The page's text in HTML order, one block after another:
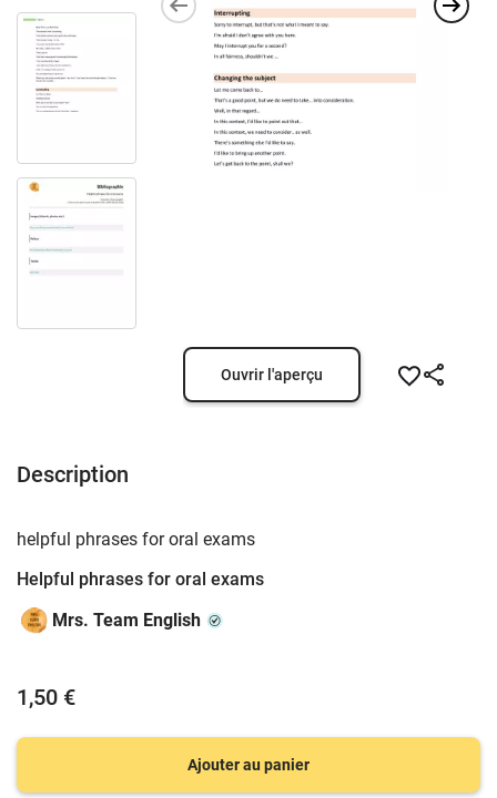
Ouvrir l'aperçu
Description
helpful phrases for oral exams
Helpful phrases for oral exams
Mrs. Team English
1,50 €
Ajouter au panier